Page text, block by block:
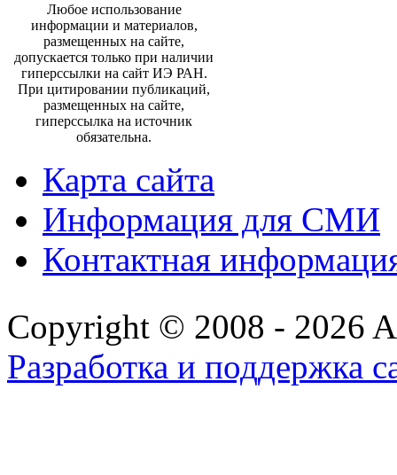
Любое использование
информации и материалов,
размещенных на сайте,
допускается только при наличии
гиперссылки на сайт ИЭ РАН.
При цитировании публикаций,
размещенных на сайте,
гиперссылка на источник
обязательна.
Карта сайта
Информация для СМИ
Контактная
Copyright © 2008 - 2026
Разработка и поддержка